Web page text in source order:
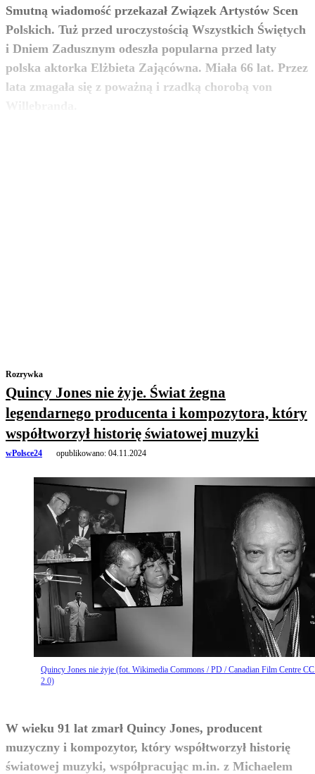
Smutną wiadomość przekazał Związek Artystów Scen
Polskich. Tuż przed uroczystością Wszystkich Świętych
i Dniem Zadusznym odeszła popularna przed laty
polska aktorka Elżbieta Zającówna. Miała 66 lat. Przez
lata zmagała się z poważną i rzadką chorobą von
zobacz więcej
Rozrywka
Quincy Jones nie żyje. Świat żegna
legendarnego producenta i kompozytora, który
współtworzył historię światowej muzyki
wPolsce24 opublikowano: 04.11.2024
Quincy Jones nie żyje (fot. Wikimedia Commons / PD / Canadian Film Centre
2.0)
W wieku 91 lat zmarł Quincy Jones, producent
muzyczny i kompozytor, który współtworzył historię
światowej muzyki, współpracując m.in. z Michaelem